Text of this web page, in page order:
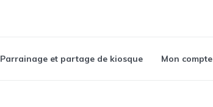
Parrainage et partage de kiosque Mon compte